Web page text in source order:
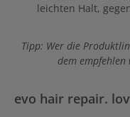
leichten Halt,
Tipp: Wer die
dem empfehlen
evo hair repair.